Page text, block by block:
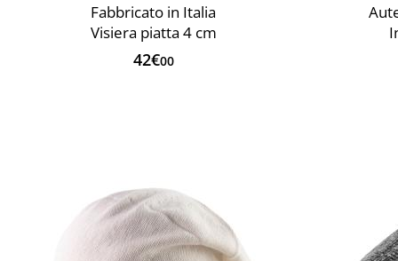
Fabbricato in Italia
Visiera piatta 4 cm
42€00